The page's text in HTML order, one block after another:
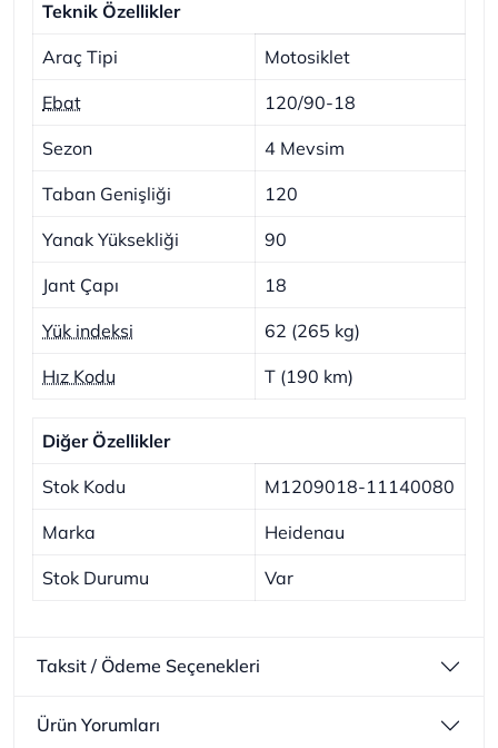
Teknik Özellikler
Araç Tipi Motosiklet
Ebat 120/90-18
Sezon 4 Mevsim
Taban Genişliği 120
Yanak Yüksekliği 90
Jant Çapı 18
Yük indeksi 62 (265 kg)
Hız Kodu T (190 km)
Diğer Özellikler
Stok Kodu M1209018-11140080
Marka Heidenau
Stok Durumu Var
Taksit / Ödeme Seçenekleri
Ürün Yorumları